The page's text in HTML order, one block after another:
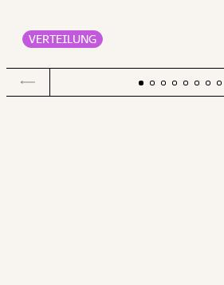
Ernährung, Energie und Gesundheit
VERTEILUNG